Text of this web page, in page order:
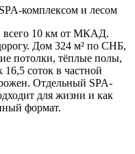
комплексом и лесом
всего 10 км от МКАД.
Дом 324 м² по СНБ,
потолки, тёплые полы,
соток в частной
Отдельный SPA-
для жизни и как
формат.